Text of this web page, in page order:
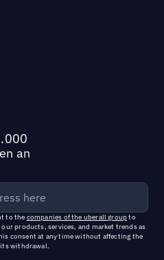
an
to the companies of the uberall groupto
products, services, and market trends as
consent at any time without affecting the
its withdrawal.